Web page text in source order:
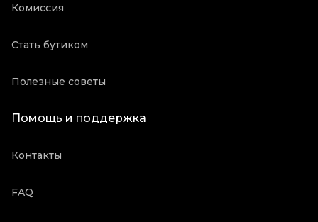
Комиссия
Стать бутиком
Полезные советы
Помощь и поддержка
Контакты
FAQ